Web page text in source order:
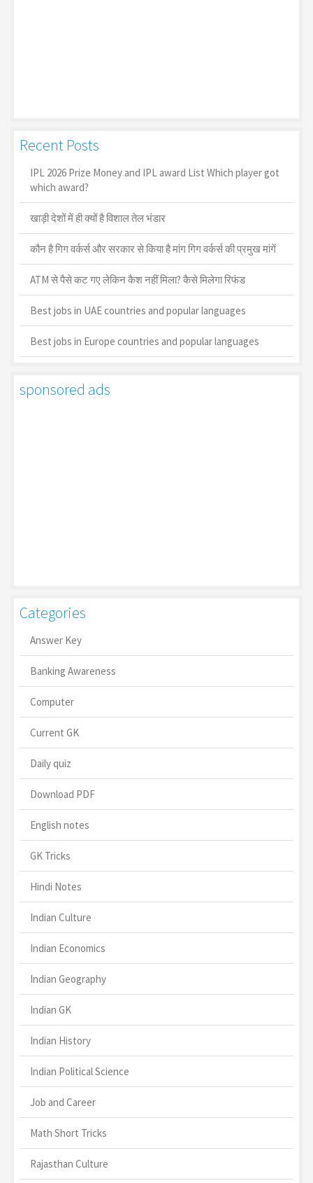
Recent Posts
IPL 2026 Prize Money and IPL award List Which player got
which award?
खाड़ी देशों में ही क्यों है व‍िशाल तेल भंडार
कौन है गिग वर्कर्स और सरकार से किया है मांग गिग वर्कर्स की प्रमुख मांगें
ATM से पैसे कट गए लेकिन कैश नहीं मिला? कैसे मिलेगा रिफंड
Best jobs in UAE countries and popular languages
Best jobs in Europe countries and popular languages
sponsored ads
Categories
Answer Key
Banking Awareness
Computer
Current GK
Daily quiz
Download PDF
English notes
GK Tricks
Hindi Notes
Indian Culture
Indian Economics
Indian Geography
Indian GK
Indian History
Indian Political Science
Job and Career
Math Short Tricks
Rajasthan Culture